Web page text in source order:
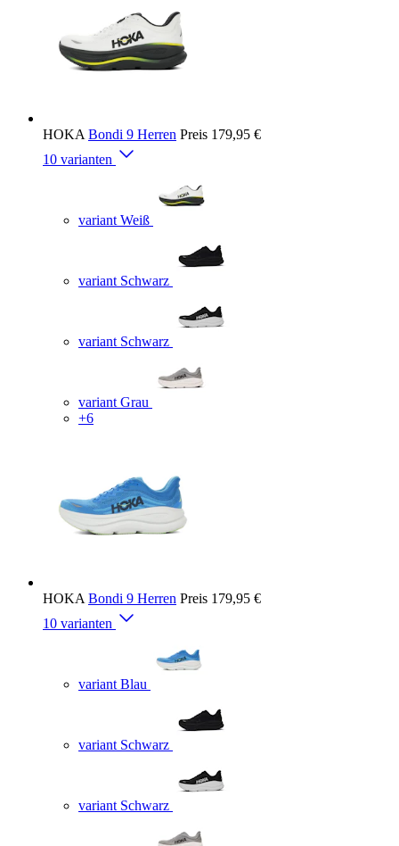
HOKA Bondi 9 Herren Preis 179,95 €
10 varianten
variant Weiß
variant Schwarz
variant Schwarz
variant Grau
+6
HOKA Bondi 9 Herren Preis 179,95 €
10 varianten
variant Blau
variant Schwarz
variant Schwarz